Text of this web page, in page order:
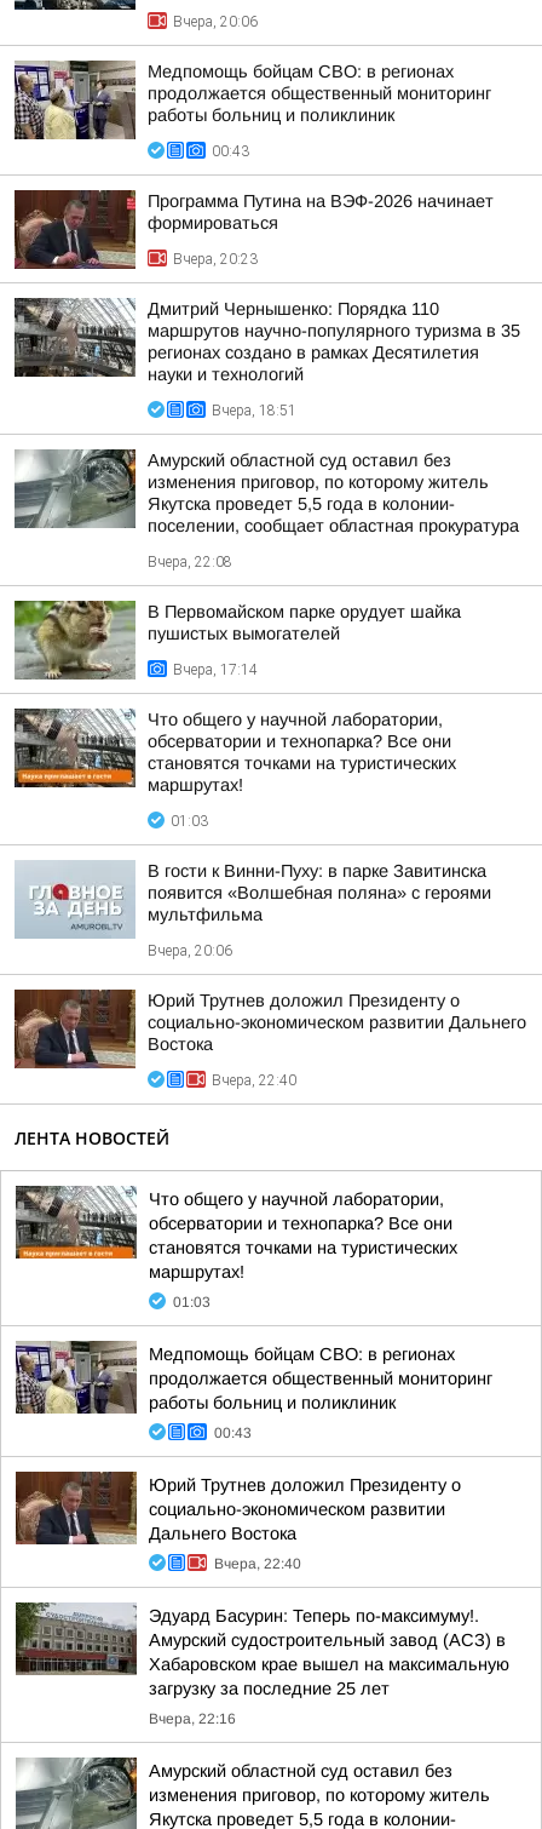
Вчера, 20:06
Медпомощь бойцам СВО: в регионах
продолжается общественный мониторинг
работы больниц и поликлиник
00:43
Программа Путина на ВЭФ-2026 начинает
формироваться
Вчера, 20:23
Дмитрий Чернышенко: Порядка 110
маршрутов научно-популярного туризма в 35
регионах создано в рамках Десятилетия
науки и технологий
Вчера, 18:51
Амурский областной суд оставил без
изменения приговор, по которому житель
Якутска проведет 5,5 года в колонии-
поселении, сообщает областная прокуратура
Вчера, 22:08
В Первомайском парке орудует шайка
пушистых вымогателей
Вчера, 17:14
Что общего у научной лаборатории,
обсерватории и технопарка? Все они
становятся точками на туристических
маршрутах!
01:03
В гости к Винни-Пуху: в парке Завитинска
появится «Волшебная поляна» с героями
мультфильма
Вчера, 20:06
Юрий Трутнев доложил Президенту о
социально-экономическом развитии Дальнего
Востока
Вчера, 22:40
ЛЕНТА НОВОСТЕЙ
Что общего у научной лаборатории,
обсерватории и технопарка? Все они
становятся точками на туристических
маршрутах!
01:03
Медпомощь бойцам СВО: в регионах
продолжается общественный мониторинг
работы больниц и поликлиник
00:43
Юрий Трутнев доложил Президенту о
социально-экономическом развитии
Дальнего Востока
Вчера, 22:40
Эдуард Басурин: Теперь по-максимуму!.
Амурский судостроительный завод (АСЗ) в
Хабаровском крае вышел на максимальную
загрузку за последние 25 лет
Вчера, 22:16
Амурский областной суд оставил без
изменения приговор, по которому житель
Якутска проведет 5,5 года в колонии-